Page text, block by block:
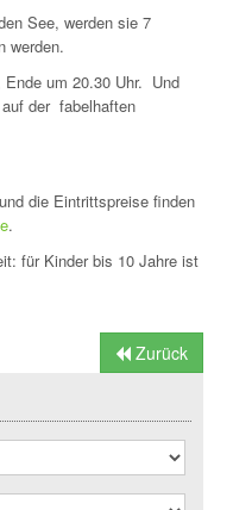
See, werden sie 7
werden.
Ende um 20.30 Uhr. Und
der fabelhaften
die Eintrittspreise finden
.
für Kinder bis 10 Jahre ist
Zurück